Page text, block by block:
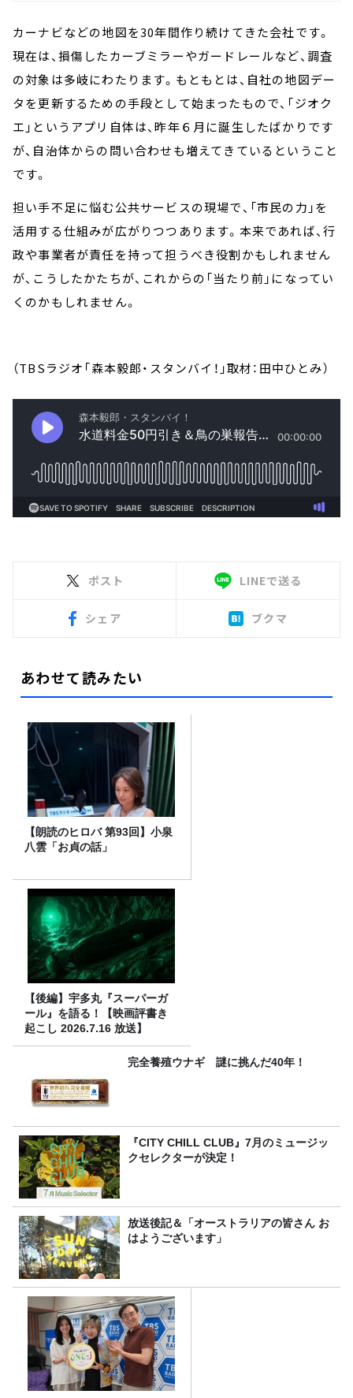
カーナビなどの地図を30年間作り続けてきた会社です。
現在は、損傷したカーブミラーやガードレールなど、調査
の対象は多岐にわたります。もともとは、自社の地図デー
タを更新するための手段として始まったもので、「ジオク
エ」というアプリ自体は、昨年６月に誕生したばかりです
が、自治体からの問い合わせも増えてきているということ
です。
担い手不足に悩む公共サービスの現場で、「市民の力」を
活用する仕組みが広がりつつあります。本来であれば、行
政や事業者が責任を持って担うべき役割かもしれません
が、こうしたかたちが、これからの「当たり前」になってい
くのかもしれません。
（TBSラジオ「森本毅郎・スタンバイ！」取材：田中ひとみ）
ポスト LINEで送る
シェア ブクマ
あわせて読みたい
【朗読のヒロバ 第93回】小泉
八雲「お貞の話」
【後編】宇多丸『スーパーガ
ール』を語る！【映画評書き
起こし 2026.7.16 放送】
完全養殖ウナギ 謎に挑んだ40年！
『CITY CHILL CLUB』7月のミュージッ
クセレクターが決定！
放送後記＆「オーストラリアの皆さん お
はようございます」